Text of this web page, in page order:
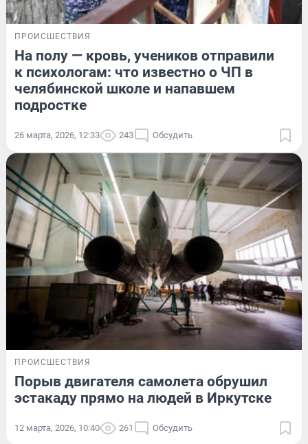
ПРОИСШЕСТВИЯ
На полу — кровь, учеников отправили
к психологам: что известно о ЧП в
челябинской школе и напавшем
подростке
26 марта, 2026, 12:33 243 Обсудить
ПРОИСШЕСТВИЯ
Порыв двигателя самолета обрушил
эстакаду прямо на людей в Иркутске
12 марта, 2026, 10:40 261 Обсудить